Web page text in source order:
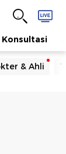
Konsultasi
& Ahli